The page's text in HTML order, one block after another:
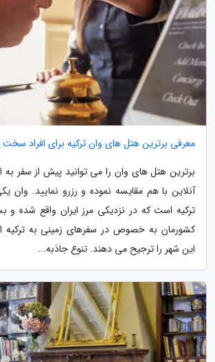
معرفی برترین هتل های وان ترکیه برای افراد
برترین هتل های وان را می توانید پیش از سفر
آنلاین با هم مقایسه نموده و رزرو نمایید. وان
ترکیه است که در نزدیکی مرز ایران واقع شده و
کشورمان به خصوص در سفرهای زمینی به ترکیه
این شهر را ترجیح می دهند. تنوع جاذبه...